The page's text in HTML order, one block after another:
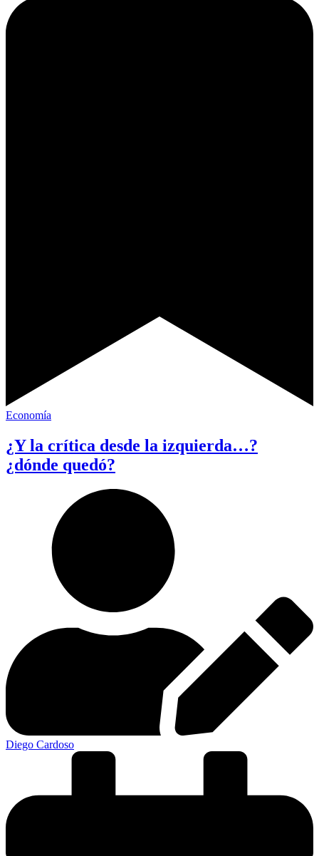
Economía
¿Y la crítica desde la izquierda…?
¿dónde quedó?
Diego Cardoso